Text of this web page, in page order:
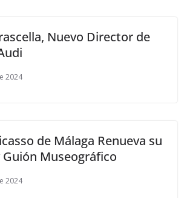
Nuevo Director de
2024
de Málaga Renueva su
Museográfico
2024